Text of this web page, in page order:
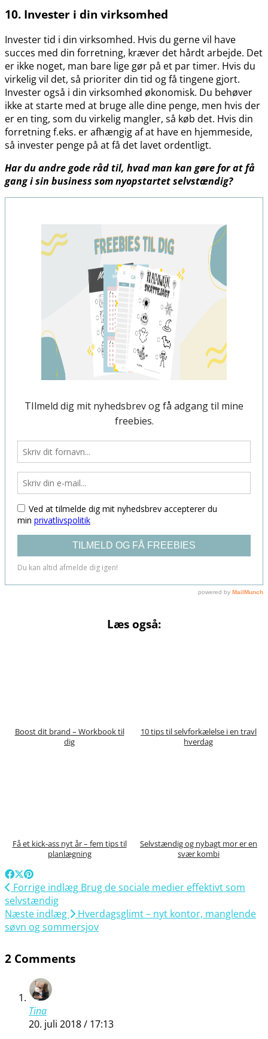
10. Invester i din virksomhed
Invester tid i din virksomhed. Hvis du gerne vil have
succes med din forretning, kræver det hårdt arbejde. Det
er ikke noget, man bare lige gør på et par timer. Hvis du
virkelig vil det, så prioriter din tid og få tingene gjort.
Invester også i din virksomhed økonomisk. Du behøver
ikke at starte med at bruge alle dine penge, men hvis der
er en ting, som du virkelig mangler, så køb det. Hvis din
forretning f.eks. er afhængig af at have en hjemmeside,
så invester penge på at få det lavet ordentligt.
Har du andre gode råd til, hvad man kan gøre for at få
gang i sin business som nyopstartet selvstændig?
Læs også:
Boost dit brand – Workbook til
dig
10 tips til selvforkælelse i en travl
hverdag
Få et kick-ass nyt år – fem tips til
planlægning
Selvstændig og nybagt mor er en
svær kombi
Forrige indlæg Brug de sociale medier effektivt som
selvstændig
Næste indlæg
Hverdagsglimt – nyt kontor, manglende
søvn og sommersjov
2 Comments
Tina
20. juli 2018 / 17:13